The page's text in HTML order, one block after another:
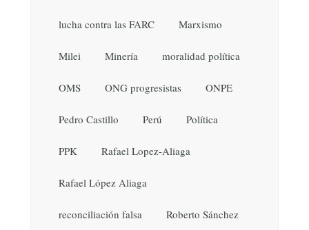
lucha contra las FARC Marxismo
Milei Minería moralidad política
OMS ONG progresistas ONPE
Pedro Castillo Perú Política
PPK Rafael Lopez-Aliaga
Rafael López Aliaga
reconciliación falsa Roberto Sánchez